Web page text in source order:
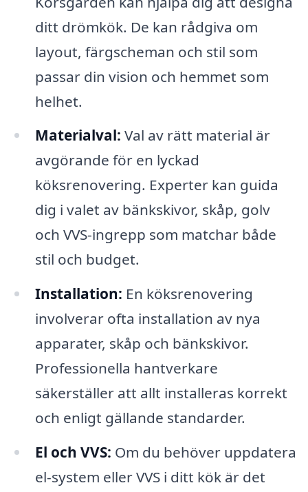
ditt drömkök. De kan rådgiva om
layout, färgscheman och stil som
passar din vision och hemmet som
helhet.
Materialval: Val av rätt material är
avgörande för en lyckad
köksrenovering. Experter kan guida
dig i valet av bänkskivor, skåp, golv
och VVS-ingrepp som matchar både
stil och budget.
Installation: En köksrenovering
involverar ofta installation av nya
apparater, skåp och bänkskivor.
Professionella hantverkare
säkerställer att allt installeras korrekt
och enligt gällande standarder.
El och VVS: Om du behöver uppdatera
el-system eller VVS i ditt kök är det